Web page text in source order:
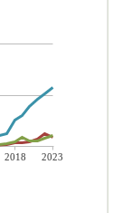
2018
2023